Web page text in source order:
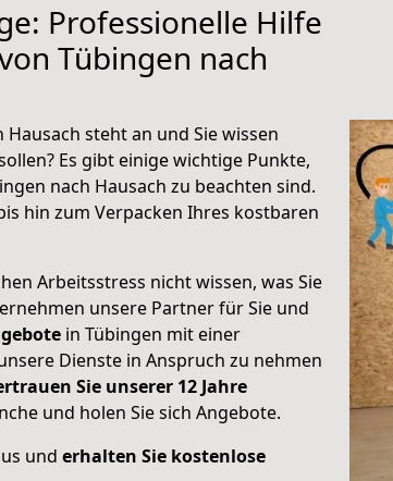
Professionelle Hilfe
Tübingen nach
steht an und Sie wissen
Es gibt einige wichtige Punkte,
nach Hausach zu beachten sind.
hin zum Verpacken Ihres kostbaren
Arbeitsstress nicht wissen, was Sie
unsere Partner für Sie und
in Tübingen mit einer
Dienste in Anspruch zu nehmen
Sie unserer 12 Jahre
und holen Sie sich Angebote.
und erhalten Sie kostenlose